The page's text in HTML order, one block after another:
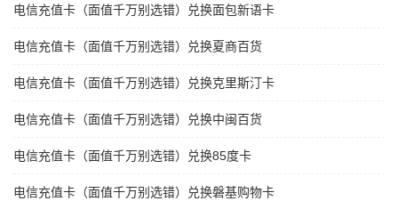
电信充值卡（面值千万别选错）兑换面包新语卡
电信充值卡（面值千万别选错）兑换夏商百货
电信充值卡（面值千万别选错）兑换克里斯汀卡
电信充值卡（面值千万别选错）兑换中闽百货
电信充值卡（面值千万别选错）兑换85度卡
电信充值卡（面值千万别选错）兑换磐基购物卡